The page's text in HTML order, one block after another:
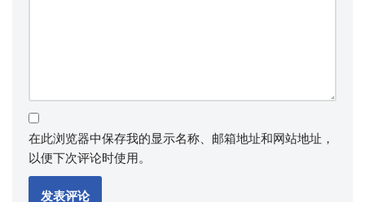
在此浏览器中保存我的显示名称、邮箱地址和网站地址，
以便下次评论时使用。